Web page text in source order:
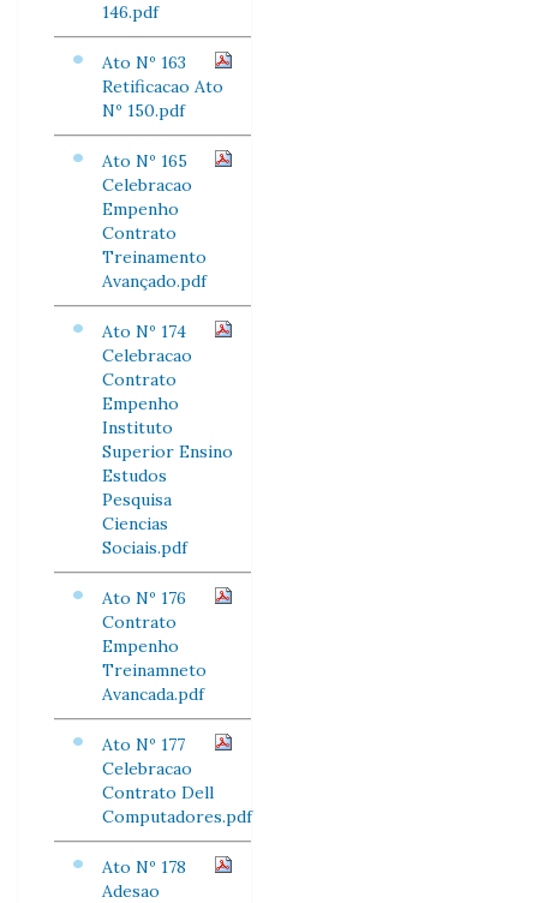
146.pdf
Ato Nº 163
Retificacao Ato
Nº 150.pdf
Ato Nº 165
Celebracao
Empenho
Contrato
Treinamento
Avançado.pdf
Ato Nº 174
Celebracao
Contrato
Empenho
Instituto
Superior Ensino
Estudos
Pesquisa
Ciencias
Sociais.pdf
Ato Nº 176
Contrato
Empenho
Treinamneto
Avancada.pdf
Ato Nº 177
Celebracao
Contrato Dell
Computadores.pdf
Ato Nº 178
Adesao